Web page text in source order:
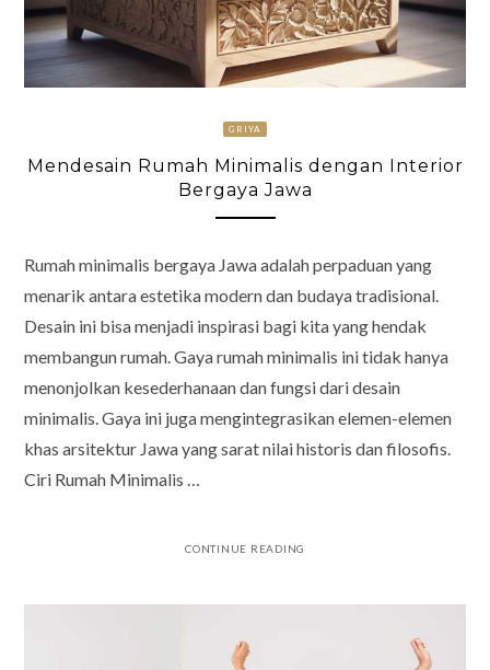
GRIYA
Mendesain Rumah Minimalis dengan Interior
Bergaya Jawa
Rumah minimalis bergaya Jawa adalah perpaduan yang
menarik antara estetika modern dan budaya tradisional.
Desain ini bisa menjadi inspirasi bagi kita yang hendak
membangun rumah. Gaya rumah minimalis ini tidak hanya
menonjolkan kesederhanaan dan fungsi dari desain
minimalis. Gaya ini juga mengintegrasikan elemen-elemen
khas arsitektur Jawa yang sarat nilai historis dan filosofis.
Ciri Rumah Minimalis …
CONTINUE READING